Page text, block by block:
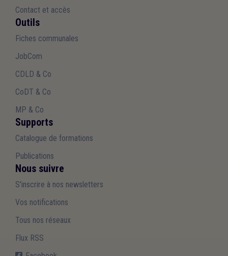
Contact et accès
Outils
Fiches communales
JobCom
CDLD & Co
CoDT & Co
MP & Co
Supports
Catalogue de formations
Publications
Nous suivre
S'inscrire à nos newsletters
Vos notifications
Tous nos réseaux
Flux RSS